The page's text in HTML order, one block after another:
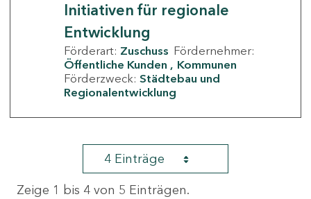
Initiativen für regionale
Entwicklung
Förderart: Zuschuss Fördernehmer:
Öffentliche Kunden
Kommunen
Förderzweck: Städtebau und
Regionalentwicklung
4 Einträge
Zeige 1 bis 4 von 5 Einträgen.